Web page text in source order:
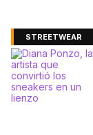
STREETWEAR